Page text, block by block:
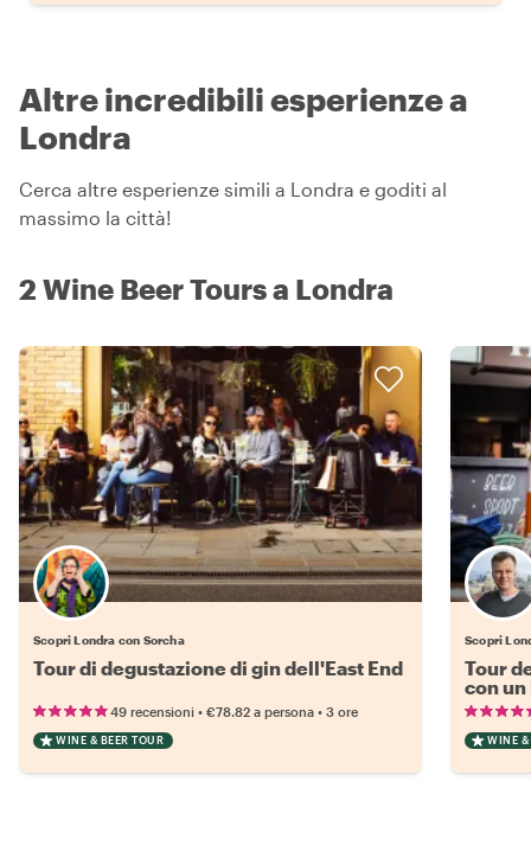
Altre incredibili esperienze a
Londra
Cerca altre esperienze simili a Londra e goditi al
massimo la città!
2 Wine Beer Tours a Londra
Scopri Londra con Sorcha
Tour di degustazione di gin dell'East End
49 recensioni • €78.82 a persona • 3 ore
WINE & BEER TOUR
Scopri
Tour
con
WINE &